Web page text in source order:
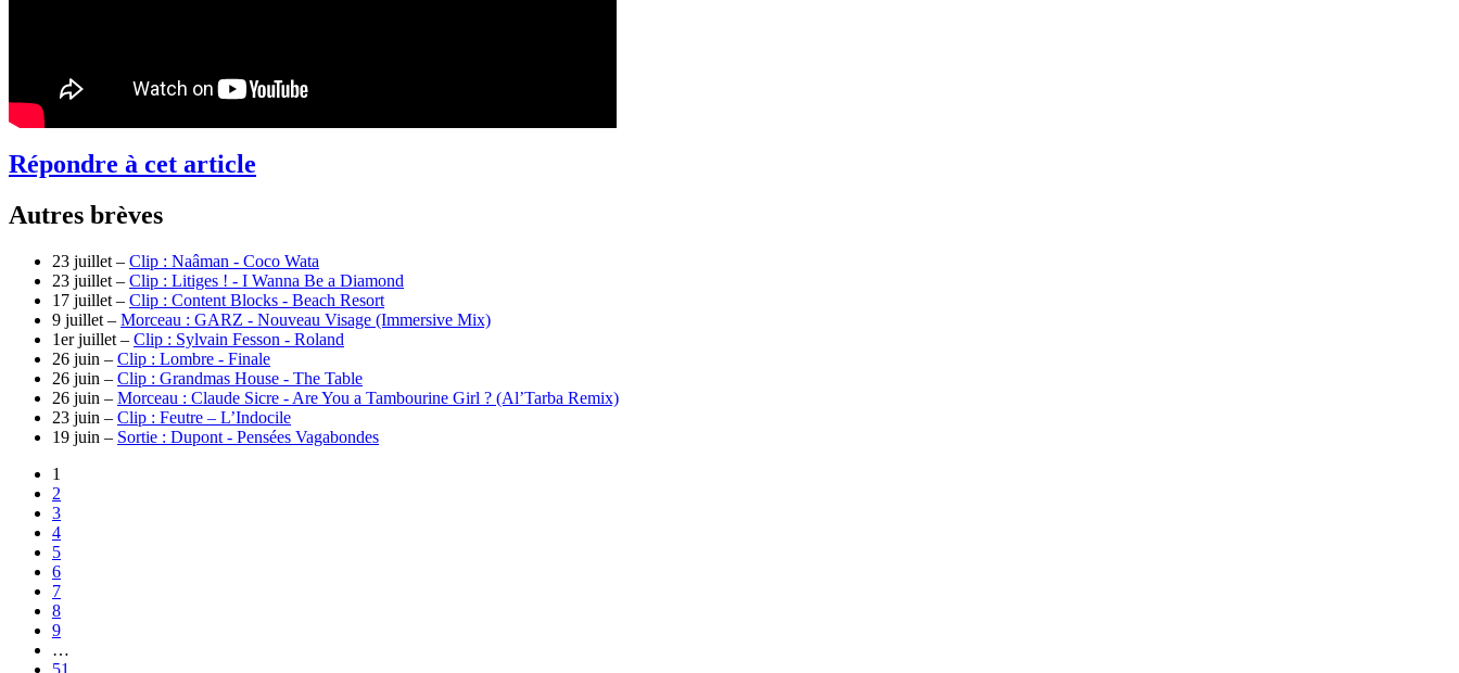
Répondre à cet article
Autres brèves
23 juillet – Clip : Naâman - Coco Wata
23 juillet – Clip : Litiges ! - I Wanna Be a Diamond
17 juillet – Clip : Content Blocks - Beach Resort
9 juillet – Morceau : GARZ - Nouveau Visage (Immersive Mix)
1er juillet – Clip : Sylvain Fesson - Roland
26 juin – Clip : Lombre - Finale
26 juin – Clip : Grandmas House - The Table
26 juin – Morceau : Claude Sicre - Are You a Tambourine Girl ? (Al’Tarba Remix)
23 juin – Clip : Feutre – L’Indocile
19 juin – Sortie : Dupont - Pensées Vagabondes
1
2
3
4
5
6
7
8
9
…
51